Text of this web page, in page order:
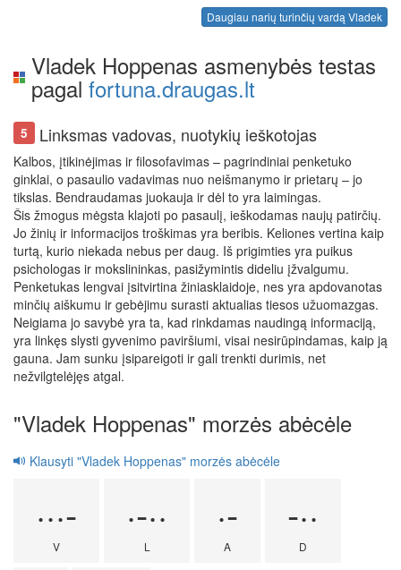
Daugiau narių turinčių vardą Vladek
Vladek Hoppenas asmenybės testas
pagal fortuna.draugas.lt
5 Linksmas vadovas, nuotykių ieškotojas
Kalbos, įtikinėjimas ir filosofavimas – pagrindiniai penketuko
ginklai, o pasaulio vadavimas nuo neišmanymo ir prietarų – jo
tikslas. Bendraudamas juokauja ir dėl to yra laimingas.
Šis žmogus mėgsta klajoti po pasaulį, ieškodamas naujų patirčių.
Jo žinių ir informacijos troškimas yra beribis. Keliones vertina kaip
turtą, kurio niekada nebus per daug. Iš prigimties yra puikus
psichologas ir mokslininkas, pasižymintis dideliu įžvalgumu.
Penketukas lengvai įsitvirtina žiniasklaidoje, nes yra apdovanotas
minčių aiškumu ir gebėjimu surasti aktualias tiesos užuomazgas.
Neigiama jo savybė yra ta, kad rinkdamas naudingą informaciją,
yra linkęs slysti gyvenimo paviršiumi, visai nesirūpindamas, kaip ją
gauna. Jam sunku įsipareigoti ir gali trenkti durimis, net
nežvilgtelėjęs atgal.
"Vladek Hoppenas" morzės abėcėle
Klausyti "Vladek Hoppenas" morzės abėcėle
···-
V
·-··
L
·-
A
-··
D